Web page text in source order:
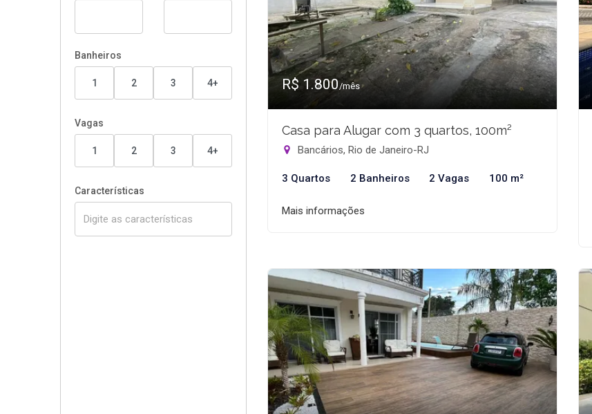
Banheiros
1 2 3 4+
Vagas
1 2 3 4+
Características
R$ 1.800/mês
Casa para Alugar com 3 quartos, 100m²
Bancários, Rio de Janeiro-RJ
3 Quartos 2 Banheiros 2 Vagas 100 m²
Mais informações